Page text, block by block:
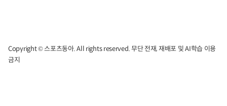
Copyright © 스포츠동아. All rights reserved. 무단 전재, 재배포 및 AI학습 이용
금지